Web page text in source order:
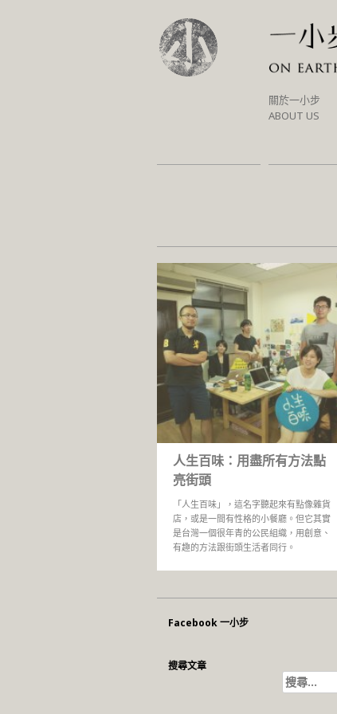
SKIP
TO
關於一小步
ABOUT US
人生百味：用盡所有方法點
亮街頭
「人生百味」，這名字聽起來有點像雜貨
店，或是一間有性格的小餐廳。但它其實
是台灣一個很年青的公民組織，用創意、
有趣的方法跟街頭生活者同行。
Facebook 一小步
搜尋文章
搜
尋